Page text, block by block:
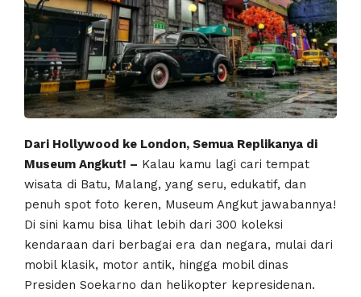
Dari Hollywood ke London, Semua Replikanya di
Museum Angkut! – Kalau kamu lagi cari tempat
wisata di Batu, Malang, yang seru, edukatif, dan
penuh spot foto keren, Museum Angkut jawabannya!
Di sini kamu bisa lihat lebih dari 300 koleksi
kendaraan dari berbagai era dan negara, mulai dari
mobil klasik, motor antik, hingga mobil dinas
Presiden Soekarno dan helikopter kepresidenan.